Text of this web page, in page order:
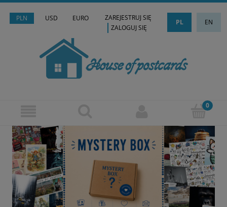
PLN USD EURO PL EN
ZAREJESTRUJ SIĘ
ZALOGUJ SIĘ